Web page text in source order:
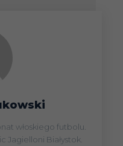
włoskiego futbolu.
Jagielloni Białystok.